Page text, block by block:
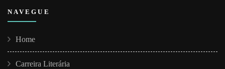
NAVEGUE
Home
Carreira Literária